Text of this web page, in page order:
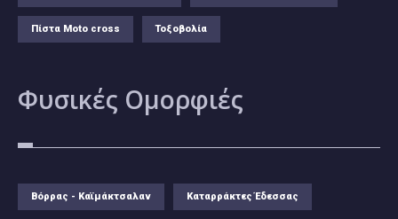
Πίστα Moto cross Τοξοβολία
Φυσικές Ομορφιές
Βόρρας - Καϊμάκτσαλαν Καταρράκτες Έδεσσας